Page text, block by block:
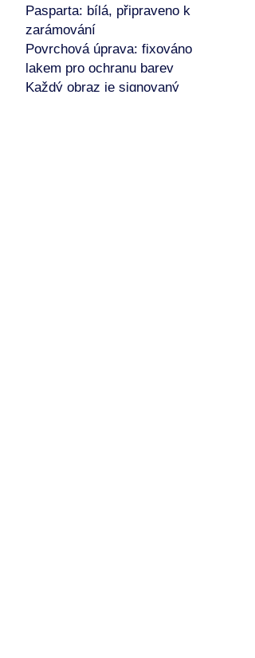
Pasparta: bílá, připraveno k
zarámování
Povrchová úprava: fixováno
lakem pro ochranu barev
Každý obraz je signovaný